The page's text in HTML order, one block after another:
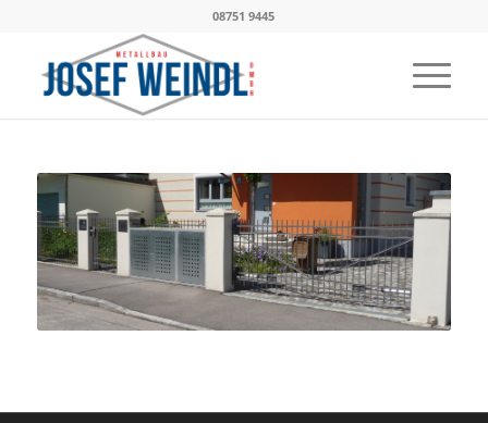
08751 9445